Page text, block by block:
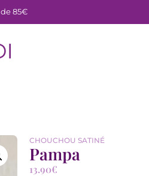
85€
CHOUCHOU SATINÉ
Pampa
13.90€